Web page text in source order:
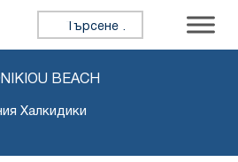
Търсене за:
BEACH
Халкидики